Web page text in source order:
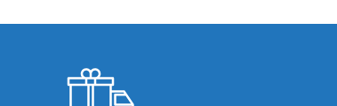
Ürün açıklamasında eksik bilgiler bulunuyor.